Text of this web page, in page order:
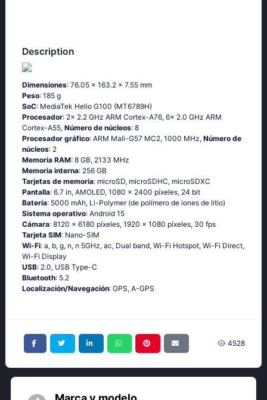
Description
Dimensiones: 76.05 x 163.2 x 7.55 mm
Peso: 185 g
SoC: MediaTek Helio G100 (MT6789H)
Procesador: 2x 2.2 GHz ARM Cortex-A76, 6x 2.0 GHz ARM
Cortex-A55, Número de núcleos: 8
Procesador gráfico: ARM Mali-G57 MC2, 1000 MHz, Número de
núcleos: 2
Memoria RAM: 8 GB, 2133 MHz
Memoria interna: 256 GB
Tarjetas de memoria: microSD, microSDHC, microSDXC
Pantalla: 6.7 in, AMOLED, 1080 x 2400 píxeles, 24 bit
Batería: 5000 mAh, Li-Polymer (de polímero de iones de litio)
Sistema operativo: Android 15
Cámara: 8120 x 6180 píxeles, 1920 x 1080 píxeles, 30 fps
Tarjeta SIM: Nano-SIM
Wi-Fi: a, b, g, n, n 5GHz, ac, Dual band, Wi-Fi Hotspot, Wi-Fi Direct,
Wi-Fi Display
USB: 2.0, USB Type-C
Bluetooth: 5.2
Localización/Navegación: GPS, A-GPS
4528